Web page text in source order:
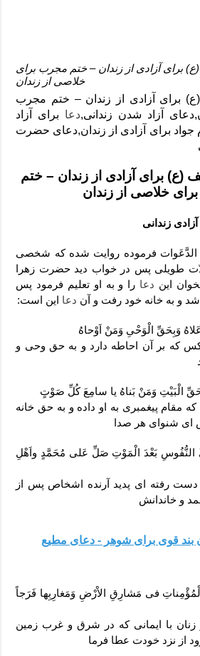
آزادی از زندان – ختم مجرب برای
خلاصی از زندان
برای آزادی از زندان – ختم مجرب
آزاد شدن زندانی,دعا برای آزاد
جواد برای آزادی از زندان,دعای حضرت
برای آزادی از زندان – ختم
خلاصی از زندان
زندانی
فرموده روايت شده كه شخصى
طويلى پس در خواب ديد حضرت زهرا
اين دعا را و به او تعليم فرمود پس
و به خانه خود رفت و آن دعا اين است:
وَبِحَقِّ الْوَحْىِ وَمَنْ اَوْحاهُ
كه بر آن احاطه دارد و به حق وحى و
الْبَيْتِ وَمَنْ بَناهُ يا سامِعَ كُلِّ صَوْتٍ
مقام پيغمبرى به او داده و به حق خانه
اى شنواى هر صدا
النُّفُوسِ بَعْدَ الْمَوْتِ صَلِّ عَلى مُحَمَّدٍ واَهْلِ
دست رفته اى پديد آرنده اشخاص پس از
و خاندانش
بند قوی برای شوهر - دعای مطیع‌
فى مَشارِقِ الاْرْضِ وَمَغارِبِها فَرَجاً
زنان با ايمانى كه در شرق و غرب زمين
از نزد خودت عطا فرما